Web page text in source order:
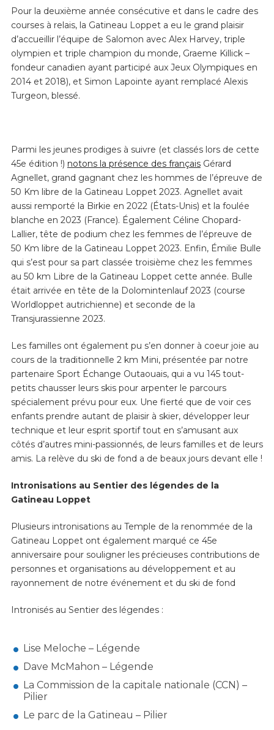
Pour la deuxième année consécutive et dans le cadre des
courses à relais, la Gatineau Loppet a eu le grand plaisir
d’accueillir l’équipe de Salomon avec Alex Harvey, triple
olympien et triple champion du monde, Graeme Killick –
fondeur canadien ayant participé aux Jeux Olympiques en
2014 et 2018), et Simon Lapointe ayant remplacé Alexis
Turgeon, blessé.
Parmi les jeunes prodiges à suivre (et classés lors de cette
45e édition !) notons la présence des françaisGérard
Agnellet, grand gagnant chez les hommes de l’épreuve de
50 Km libre de la Gatineau Loppet 2023. Agnellet avait
aussi remporté la Birkie en 2022 (États-Unis) et la foulée
blanche en 2023 (France). Également Céline Chopard-
Lallier, tête de podium chez les femmes de l’épreuve de
50 Km libre de la Gatineau Loppet 2023. Enfin, Émilie Bulle
qui s’est pour sa part classée troisième chez les femmes
au 50 km Libre de la Gatineau Loppet cette année. Bulle
était arrivée en tête de la Dolomintenlauf 2023 (course
Worldloppet autrichienne) et seconde de la
Transjurassienne 2023.
Les familles ont également pu s’en donner à coeur joie au
cours de la traditionnelle 2 km Mini, présentée par notre
partenaire Sport Échange Outaouais, qui a vu 145 tout-
petits chausser leurs skis pour arpenter le parcours
spécialement prévu pour eux. Une fierté que de voir ces
enfants prendre autant de plaisir à skier, développer leur
technique et leur esprit sportif tout en s’amusant aux
côtés d’autres mini-passionnés, de leurs familles et de leurs
amis. La relève du ski de fond a de beaux jours devant elle !
Intronisations au Sentier des légendes de la
Gatineau Loppet
Plusieurs intronisations au Temple de la renommée de la
Gatineau Loppet ont également marqué ce 45e
anniversaire pour souligner les précieuses contributions de
personnes et organisations au développement et au
rayonnement de notre événement et du ski de fond
Intronisés au Sentier des légendes :
Lise Meloche – Légende
Dave McMahon – Légende
La Commission de la capitale nationale (CCN) –
Pilier
Le parc de la Gatineau – Pilier